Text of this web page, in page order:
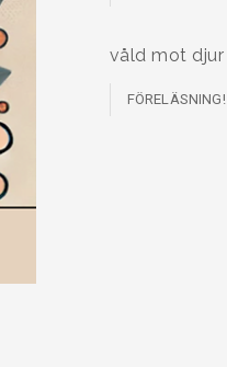
våld mot djur
FÖRELÄSNING!